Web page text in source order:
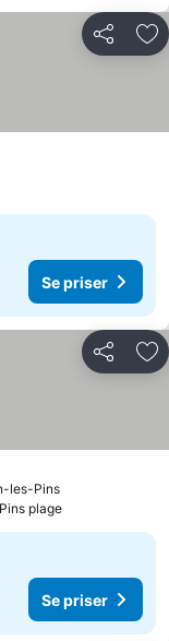
Dela
Se priser
Dela
les-Pins
plage
Se priser